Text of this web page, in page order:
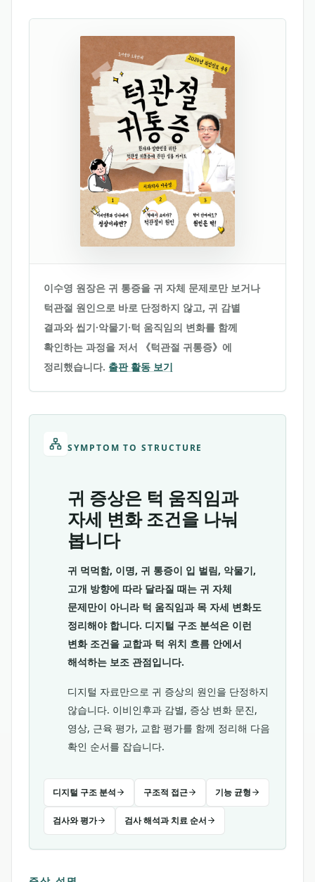
이 인포그래픽은 귀 먹먹함, 이명, 귀 통증을 먼저 이비인
이수영 원장은 귀 통증을 귀 자체 문제로만 보거나
턱관절 원인으로 바로 단정하지 않고, 귀 감별
결과와 씹기·악물기·턱 움직임의 변화를 함께
확인하는 과정을 저서 《턱관절 귀통증》에
정리했습니다. 출판 활동 보기
SYMPTOM TO STRUCTURE
귀 증상은 턱 움직임과
자세 변화 조건을 나눠
봅니다
귀 먹먹함, 이명, 귀 통증이 입 벌림, 악물기,
고개 방향에 따라 달라질 때는 귀 자체
문제만이 아니라 턱 움직임과 목 자세 변화도
정리해야 합니다. 디지털 구조 분석은 이런
변화 조건을 교합과 턱 위치 흐름 안에서
해석하는 보조 관점입니다.
디지털 자료만으로 귀 증상의 원인을 단정하지
않습니다. 이비인후과 감별, 증상 변화 문진,
영상, 근육 평가, 교합 평가를 함께 정리해 다음
확인 순서를 잡습니다.
디지털 구조 분석 구조적 접근 기능 균형
검사와 평가 검사 해석과 치료 순서